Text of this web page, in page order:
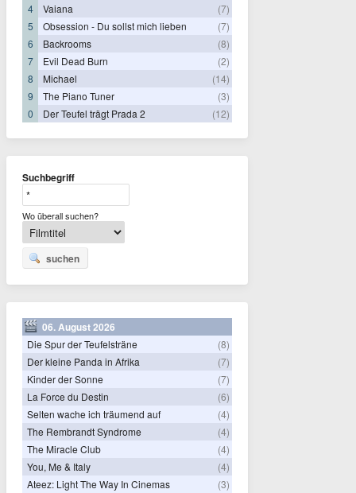
4
Vaiana
(7)
5
Obsession - Du sollst mich lieben
(7)
6
Backrooms
(8)
7
Evil Dead Burn
(2)
8
Michael
(14)
9
The Piano Tuner
(3)
0
Der Teufel trägt Prada 2 (12)
Suchbegriff
Wo überall suchen?
suchen
06. August 2026
Die Spur der Teufelsträne
(8)
Der kleine Panda in Afrika
(7)
Kinder der Sonne
(7)
La Force du Destin
(6)
Selten wache ich träumend auf
(4)
The Rembrandt Syndrome
(4)
The Miracle Club
(4)
You, Me & Italy
(4)
Ateez: Light The Way In Cinemas
(3)